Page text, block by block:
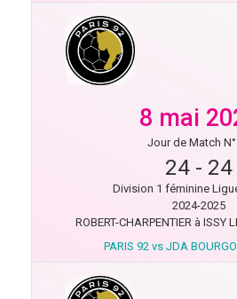
8 mai
Jour de Match N°
24 - 24
Division 1 féminine
2024-2025
ROBERT-CHARPENTIER à ISSY
PARIS 92 vs JDA